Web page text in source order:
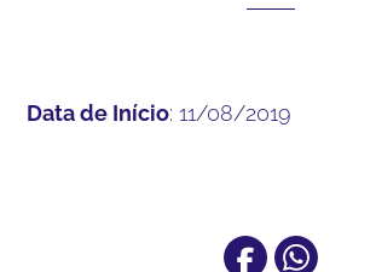
Data de Início: 11/08/2019